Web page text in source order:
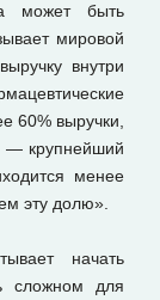
может быть
мировой
внутри
60% выручки,
— крупнейший
менее
эту долю».
начать
сложном для